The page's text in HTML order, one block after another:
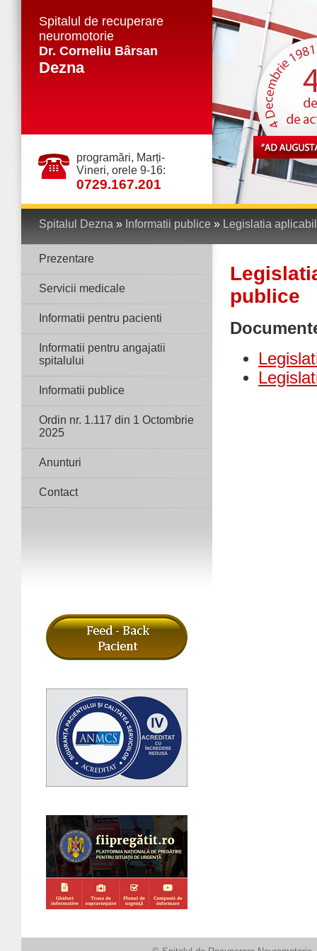
Spitalul de recuperare
neuromotorie
Dr. Corneliu Bârsan
Dezna
programări, Marți-
Vineri, orele 9-16:
0729.167.201
Spitalul Dezna » Informatii publice » Legislatia
Prezentare
Servicii medicale
Informatii pentru pacienti
Informatii pentru angajatii
spitalului
Informatii publice
Ordin nr. 1.117 din 1 Octombrie
2025
Anunturi
Contact
publice